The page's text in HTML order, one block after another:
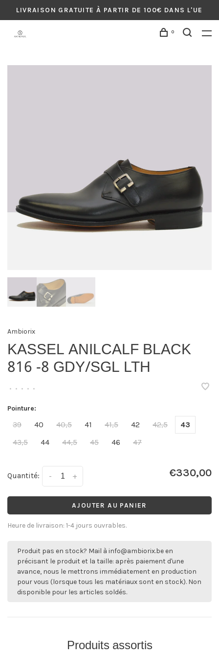
LIVRAISON GRATUITE À PARTIR DE 100€ DANS L'UE
0
Ambiorix
KASSEL ANILCALF BLACK
816 -8 GDY/SGL LTH
• • • • •
Pointure:
39 40 40,5 41 41,5 42 42,5
43
43,5
44 44,5 45 46 47
Quantité: +
- €330,00
AJOUTER AU PANIER
Heure de livraison: 1-4 jours ouvrables.
Produit pas en stock? Mail à info@ambiorix.be en
précisant le produit et la taille: après paiement d'une
avance, nous le mettrons immédiatement en production
pour vous (lorsque tous les matériaux sont en stock). Non
disponible pour les articles soldés.
Produits assortis